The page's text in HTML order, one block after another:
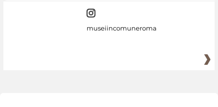
museiincomuneroma